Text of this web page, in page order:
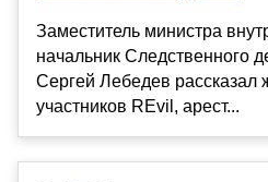
Заместитель министра
начальник Следственного
Сергей Лебедев рассказал
участников REvil, арест...